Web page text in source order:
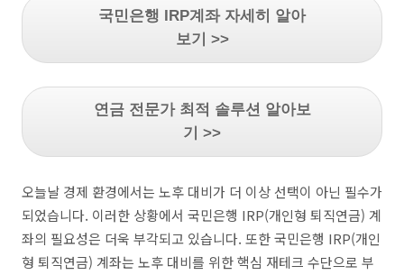
국민은행 IRP계좌 자세히 알아
보기 >>
연금 전문가 최적 솔루션 알아보
기 >>
오늘날 경제 환경에서는 노후 대비가 더 이상 선택이 아닌 필수가
되었습니다. 이러한 상황에서 국민은행 IRP(개인형 퇴직연금) 계
좌의 필요성은 더욱 부각되고 있습니다. 또한 국민은행 IRP(개인
형 퇴직연금) 계좌는 노후 대비를 위한 핵심 재테크 수단으로 부